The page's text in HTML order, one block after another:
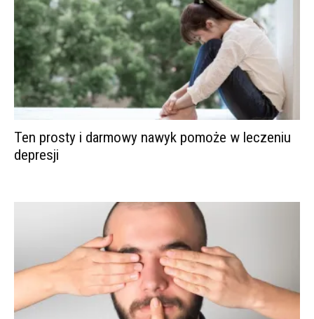
Ten prosty i darmowy nawyk pomoże w leczeniu
depresji